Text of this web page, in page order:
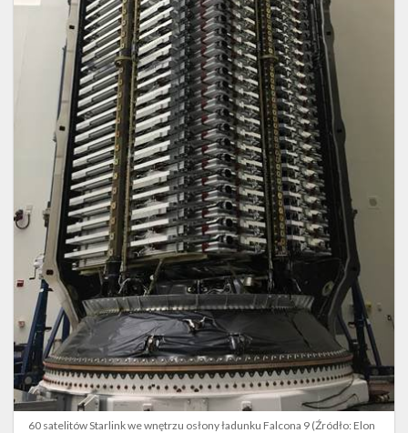
60 satelitów Starlink we wnętrzu osłony ładunku Falcona 9 (Źródło: Elon